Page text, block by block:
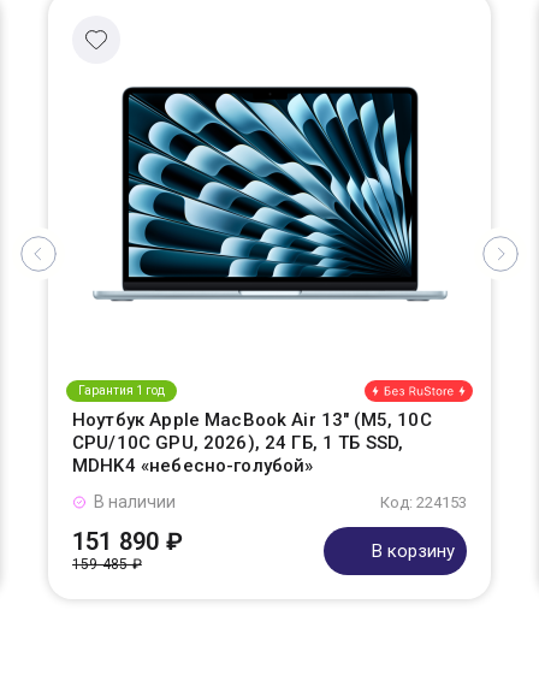
Гарантия 1 год
Ноутбук Apple MacBook Air 13" (M5, 10C
CPU/10C GPU, 2026), 24 ГБ, 1 ТБ SSD,
MDHK4 «небесно-голубой»
Код: 224153
В наличии
151 890 ₽
159 485 ₽
В корзину